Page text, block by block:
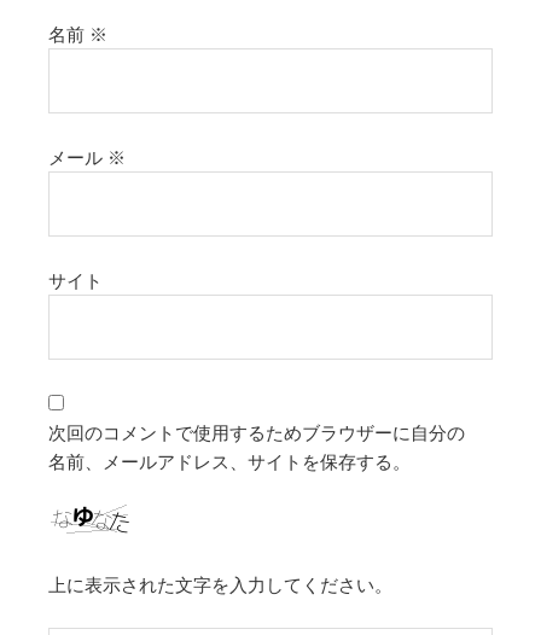
名前 ※
メール ※
サイト
次回のコメントで使用するためブラウザーに自分の
名前、メールアドレス、サイトを保存する。
上に表示された文字を入力してください。